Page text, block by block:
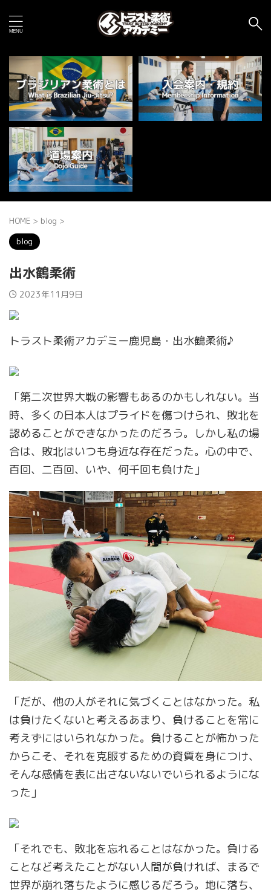
HOME > blog >
blog
出水鶴柔術
2023年11月9日
トラスト柔術アカデミー鹿児島・出水鶴柔術♪
「第二次世界大戦の影響もあるのかもしれない。当
時、多くの日本人はプライドを傷つけられ、敗北を
認めることができなかったのだろう。しかし私の場
合は、敗北はいつも身近な存在だった。心の中で、
百回、二百回、いや、何千回も負けた」
「だが、他の人がそれに気づくことはなかった。私
は負けたくないと考えるあまり、負けることを常に
考えずにはいられなかった。負けることが怖かった
からこそ、それを克服するための資質を身につけ、
そんな感情を表に出さないないでいられるようにな
った」
「それでも、敗北を忘れることはなかった。負ける
ことなど考えたことがない人間が負ければ、まるで
世界が崩れ落ちたように感じるだろう。地に落ち、